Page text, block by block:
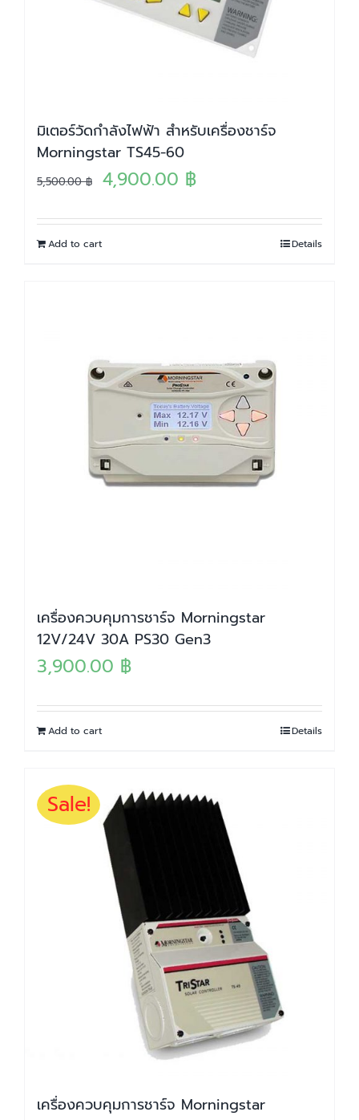
มิเตอร์วัดกำลังไฟฟ้า สำหรับเครื่องชาร์จ
Morningstar TS45-60
5,500.00฿
Original
was:
4,900.00 ฿Current
Add to cart Details
เครื่องควบคุมการชาร์จ Morningstar
12V/24V 30A PS30 Gen3
3,900.00 ฿
Add to cart Details
Sale!
เครื่องควบคุมการชาร์จ Morningstar